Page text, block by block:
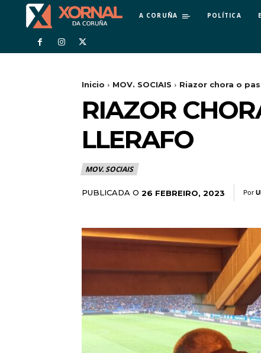
A CORUÑA POLÍTICA
Inicio MOV. SOCIAIS Riazor chora o
RIAZOR
LLERAFO
MOV. SOCIAIS
PUBLICADA O 26 FEBREIRO, 2023 Por